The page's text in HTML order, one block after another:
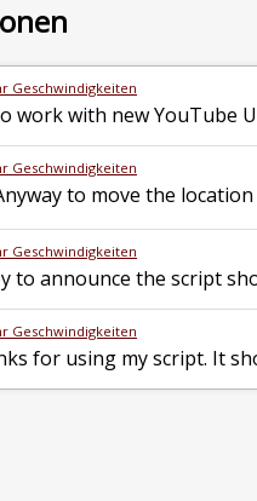
Geschwindigkeiten
work with new YouTube
Geschwindigkeiten
to move the
Geschwindigkeiten
to announce the script
Geschwindigkeiten
for using my script. It